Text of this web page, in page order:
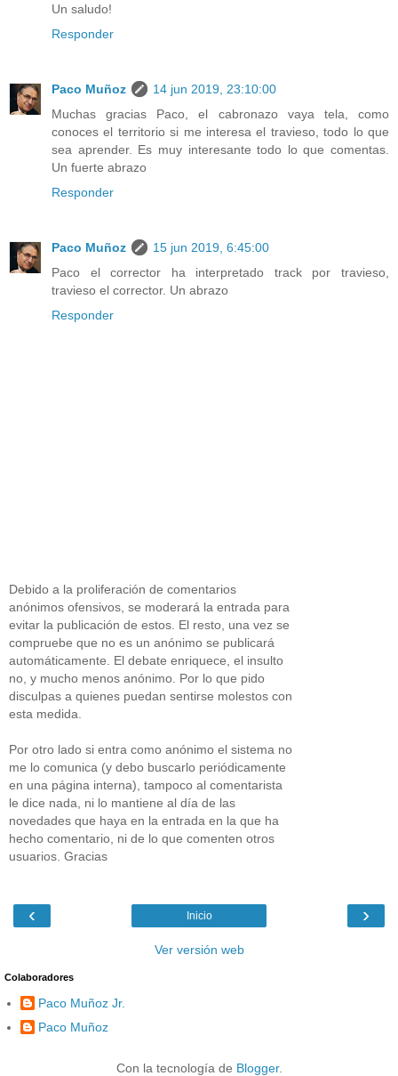
Un saludo!
Responder
Paco Muñoz
14 jun 2019, 23:10:00
Muchas gracias Paco, el cabronazo vaya tela, como
conoces el territorio si me interesa el travieso, todo lo que
sea aprender. Es muy interesante todo lo que comentas.
Un fuerte abrazo
Responder
Paco Muñoz
15 jun 2019, 6:45:00
Paco el corrector ha interpretado track por travieso,
travieso el corrector. Un abrazo
Responder
Debido a la proliferación de comentarios
anónimos ofensivos, se moderará la entrada para
evitar la publicación de estos. El resto, una vez se
compruebe que no es un anónimo se publicará
automáticamente. El debate enriquece, el insulto
no, y mucho menos anónimo. Por lo que pido
disculpas a quienes puedan sentirse molestos con
esta medida.
Por otro lado si entra como anónimo el sistema no
me lo comunica (y debo buscarlo periódicamente
en una página interna), tampoco al comentarista
le dice nada, ni lo mantiene al día de las
novedades que haya en la entrada en la que ha
hecho comentario, ni de lo que comenten otros
usuarios. Gracias
‹ ›
Inicio
Ver versión web
Colaboradores
Paco Muñoz Jr.
Paco Muñoz
Con la tecnología de Blogger.